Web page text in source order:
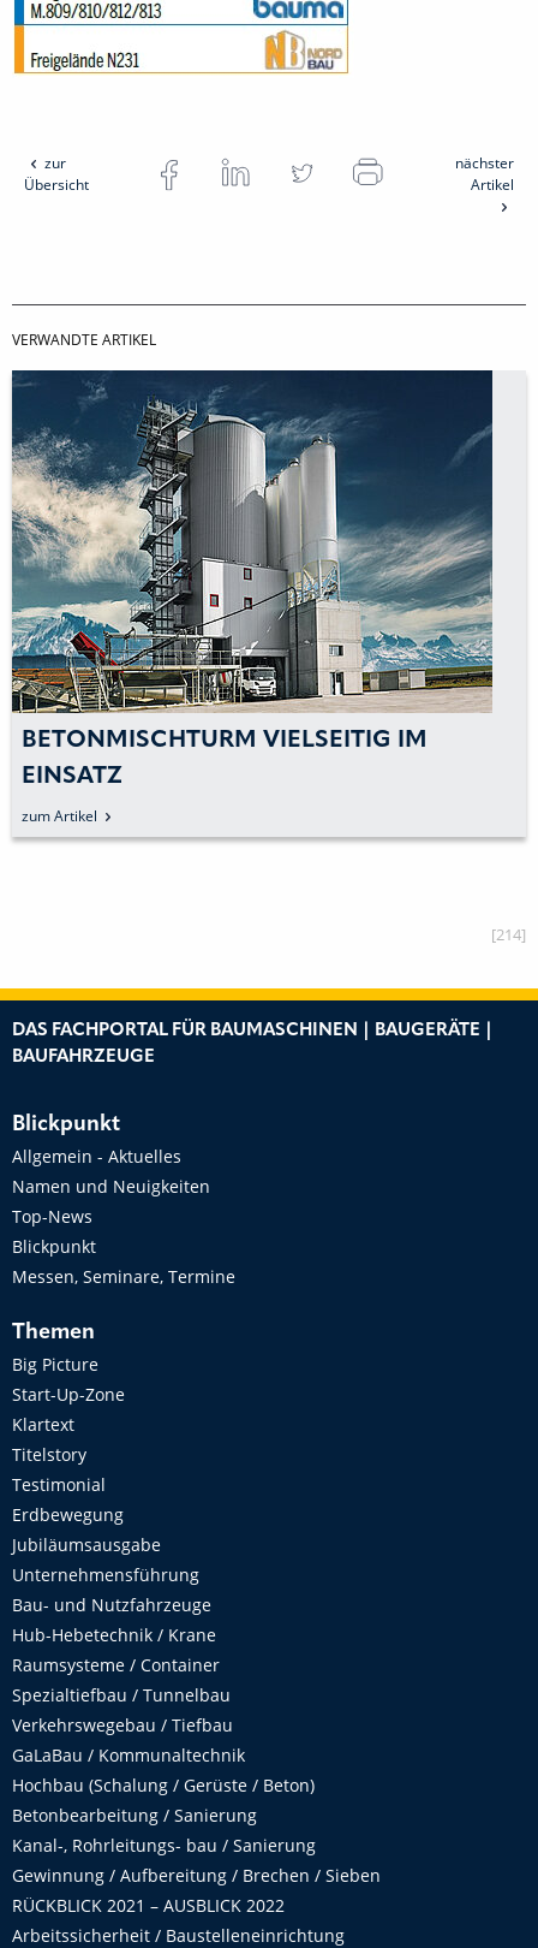
zur
Übersicht
nächster
Artikel
VERWANDTE ARTIKEL
VIELSEITIG IM
LIEBHERR-
UND
[214]
DAS FACHPORTAL FÜR BAUMASCHINEN | BAUGERÄTE |
BAUFAHRZEUGE
Blickpunkt
Allgemein - Aktuelles
Namen und Neuigkeiten
Top-News
Blickpunkt
Messen, Seminare, Termine
Themen
Big Picture
Start-Up-Zone
Klartext
Titelstory
Testimonial
Erdbewegung
Jubiläumsausgabe
Unternehmensführung
Bau- und Nutzfahrzeuge
Hub-Hebetechnik / Krane
Raumsysteme / Container
Spezialtiefbau / Tunnelbau
Verkehrswegebau / Tiefbau
GaLaBau / Kommunaltechnik
Hochbau (Schalung / Gerüste / Beton)
Betonbearbeitung / Sanierung
Kanal-, Rohrleitungs- bau / Sanierung
Gewinnung / Aufbereitung / Brechen / Sieben
RÜCKBLICK 2021 – AUSBLICK 2022
Arbeitssicherheit / Baustelleneinrichtung